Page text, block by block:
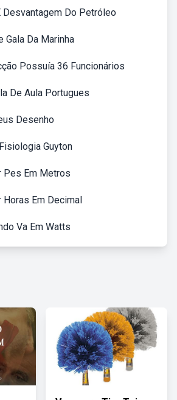
Desvantagem Do Petróleo
Gala Da Marinha
Possuía 36 Funcionários
De Aula Portugues
Desenho
Guyton
Pes Em Metros
Horas Em Decimal
Va Em Watts